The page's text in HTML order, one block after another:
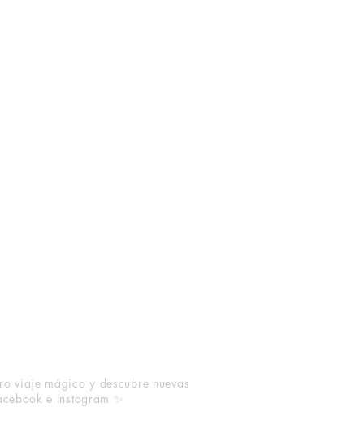
viaje mágico y descubre nuevas
e Instagram ✨